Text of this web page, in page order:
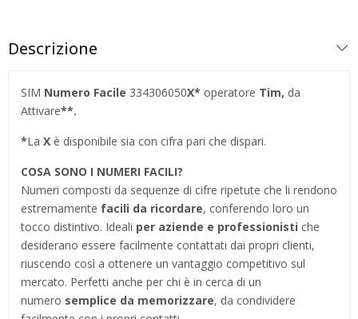
Descrizione
SIM Numero Facile 334306050X* operatore Tim, da
Attivare**.
*La X è disponibile sia con cifra pari che dispari.
COSA SONO I NUMERI FACILI?
Numeri composti da sequenze di cifre ripetute che li rendono
estremamente facili da ricordare, conferendo loro un
tocco distintivo. Ideali per aziende e professionisti che
desiderano essere facilmente contattati dai propri clienti,
riuscendo così a ottenere un vantaggio competitivo sul
mercato. Perfetti anche per chi è in cerca di un
numero semplice da memorizzare, da condividere